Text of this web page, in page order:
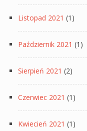
Listopad 2021 (1)
Październik 2021 (1)
Sierpień 2021 (2)
Czerwiec 2021 (1)
Kwiecień 2021 (1)